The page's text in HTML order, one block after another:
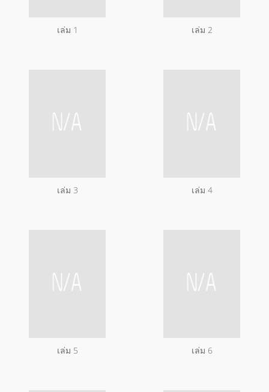
เล่ม 1 เล่ม 2
เล่ม 3 เล่ม 4
เล่ม 5 เล่ม 6